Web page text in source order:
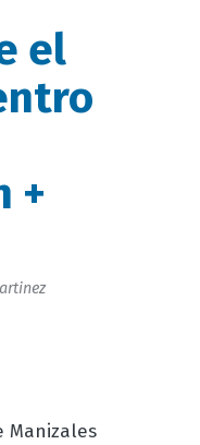
el
+
Manizales